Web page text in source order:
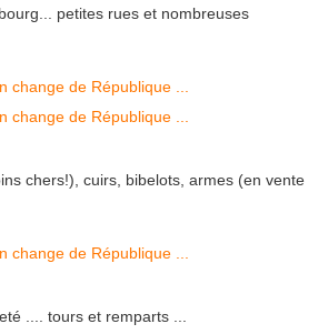
petites rues et nombreuses
chers!), cuirs, bibelots, armes (en vente
.... tours et remparts ...